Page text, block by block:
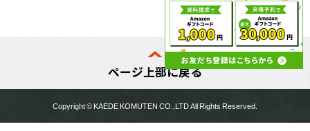
ページ上部に戻る
Copyright ©KAEDE KOMUTENCO.,LTD All Rights Reserved.